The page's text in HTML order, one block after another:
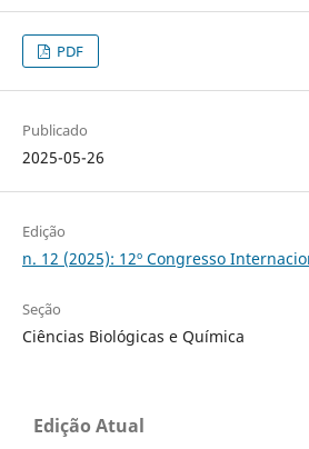
PDF
Publicado
2025-05-26
Edição
n. 12 (2025): 12º Congresso
Seção
Ciências Biológicas e Química
Edição Atual